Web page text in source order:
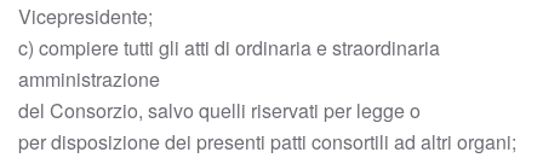
Vicepresidente;
c) compiere tutti gli atti di ordinaria e straordinaria
amministrazione
del Consorzio, salvo quelli riservati per legge o
per disposizione dei presenti patti consortili ad altri organi;